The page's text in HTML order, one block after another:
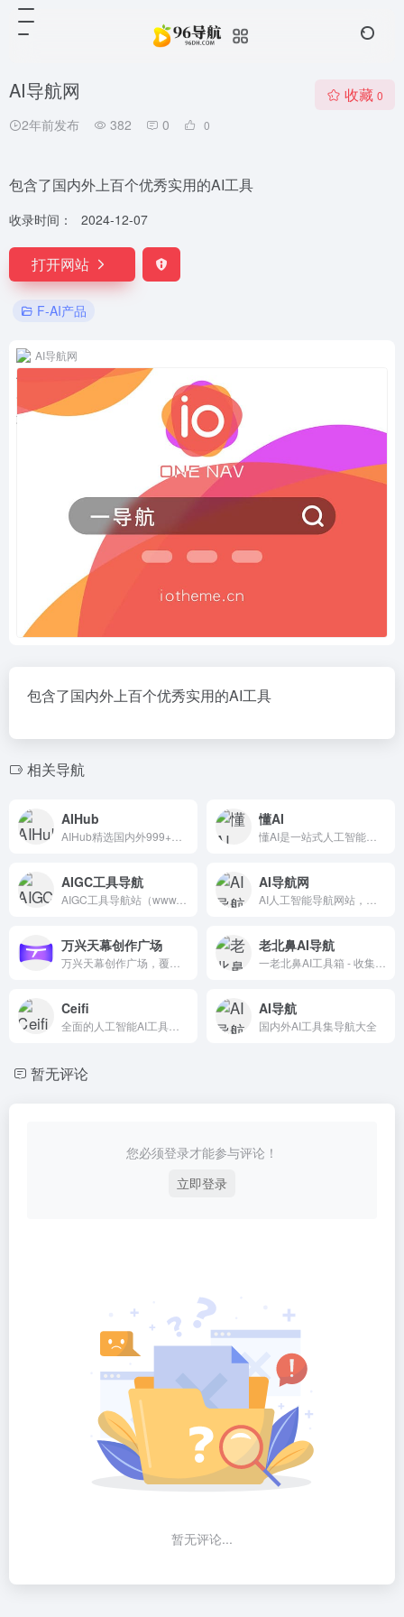
AI导航网
2年前发布 382 0 0
收藏 0
包含了国内外上百个优秀实用的AI工具
收录时间： 2024-12-07
打开网站
F-AI产品
AI导航网
包含了国内外上百个优秀实用的AI工具
相关导航
AIHub 懂AI
AIGC工具导航
AIGC工具导航站（www.aigc.cn）简称：AIGC导航，是一个全网最全的生成式人工智能工具导航平台，分类包括AI写作、AI绘画、AI视频生成、AI办公、AI数字人、AI设计、AI客服、AI搜索、AI智能体、AI语音生成等AI工具。AIGC导航提供一站式AI工具导航服务，帮助用户快速找到能够提升工作效率和创作能力的生产力工具。找AI工具，就上AIGC工具导航！
AI导航网
万兴天幕创作广场 老北鼻AI导航
Ceifi AI导航
国内外AI工具集导航大全
暂无评论
您必须登录才能参与评论！
立即登录
暂无评论...